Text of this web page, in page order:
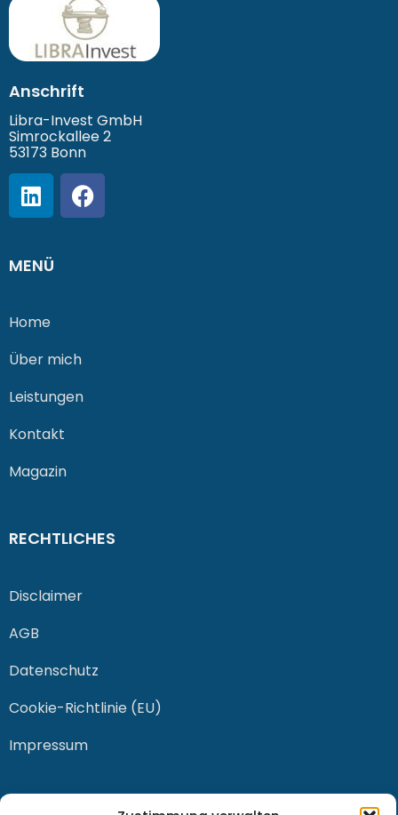
Anschrift
Libra-Invest GmbH
Simrockallee 2
53173 Bonn
MENÜ
Home
Über mich
Leistungen
Kontakt
Magazin
RECHTLICHES
Disclaimer
AGB
Datenschutz
Cookie-Richtlinie (EU)
Impressum